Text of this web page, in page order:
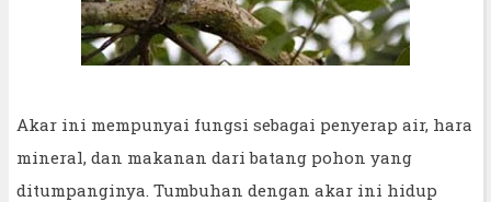
Akar ini mempunyai fungsi sebagai penyerap air, hara
mineral, dan makanan dari batang pohon yang
ditumpanginya. Tumbuhan dengan akar ini hidup